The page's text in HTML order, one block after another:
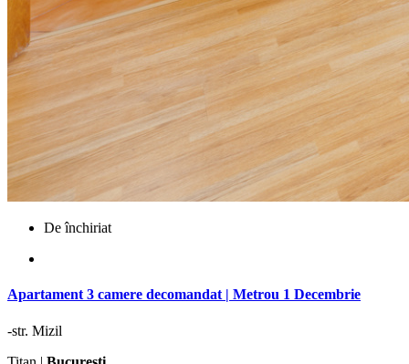
De închiriat
Apartament 3 camere decomandat | Metrou 1 Decembrie
-str. Mizil